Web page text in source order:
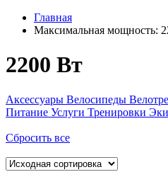
Главная
Максимальная мощность:
2200 Вт
Аксессуары Велосипеды
Питание Услуги Тренировки
Сбросить все